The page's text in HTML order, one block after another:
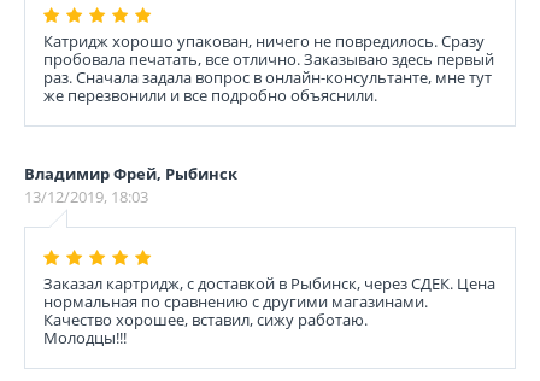
Катридж хорошо упакован, ничего не повредилось. Сразу
пробовала печатать, все отлично. Заказываю здесь первый
раз. Сначала задала вопрос в онлайн-консультанте, мне тут
же перезвонили и все подробно объяснили.
Владимир Фрей, Рыбинск
13/12/2019, 18:03
Заказал картридж, с доставкой в Рыбинск, через СДЕК. Цена
нормальная по сравнению с другими магазинами.
Качество хорошее, вставил, сижу работаю.
Молодцы!!!